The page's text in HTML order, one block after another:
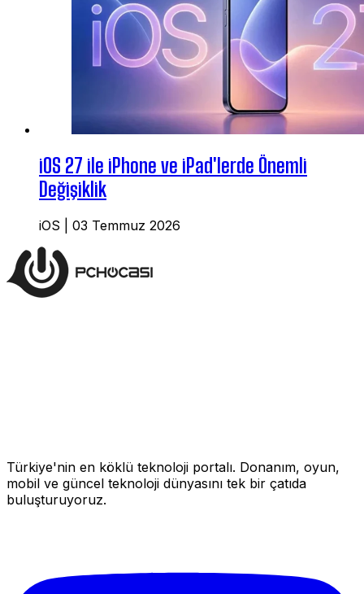
iOS 27 ile iPhone ve iPad'lerde Önemli
Değişiklik
iOS 03 Temmuz 2026
Türkiye'nin en köklü teknoloji portalı. Donanım, oyun,
mobil ve güncel teknoloji dünyasını tek bir çatıda
buluşturuyoruz.